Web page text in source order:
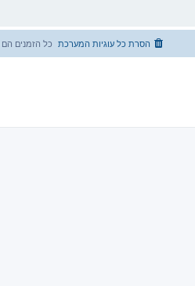
כל הזמנים הם הסרת כל עוגיות המערכת